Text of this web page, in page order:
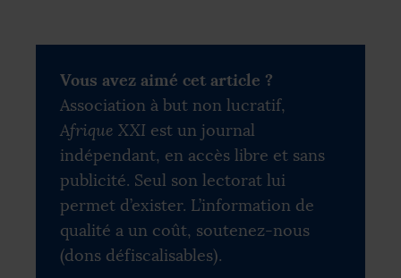
Vous avez aimé cet article ?
Association à but non lucratif,
Afrique XXI est un journal
indépendant, en accès libre et sans
publicité. Seul son lectorat lui
permet d’exister. L’information de
qualité a un coût, soutenez-nous
(dons défiscalisables).